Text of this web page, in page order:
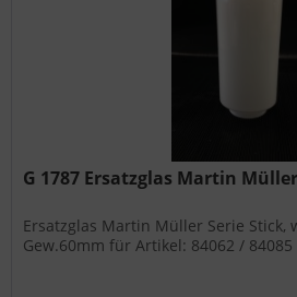
G 1787 Ersatzglas Martin
Ersatzglas Martin Müller Serie Stick,
Gew.60mm für Artikel: 84062 / 84085